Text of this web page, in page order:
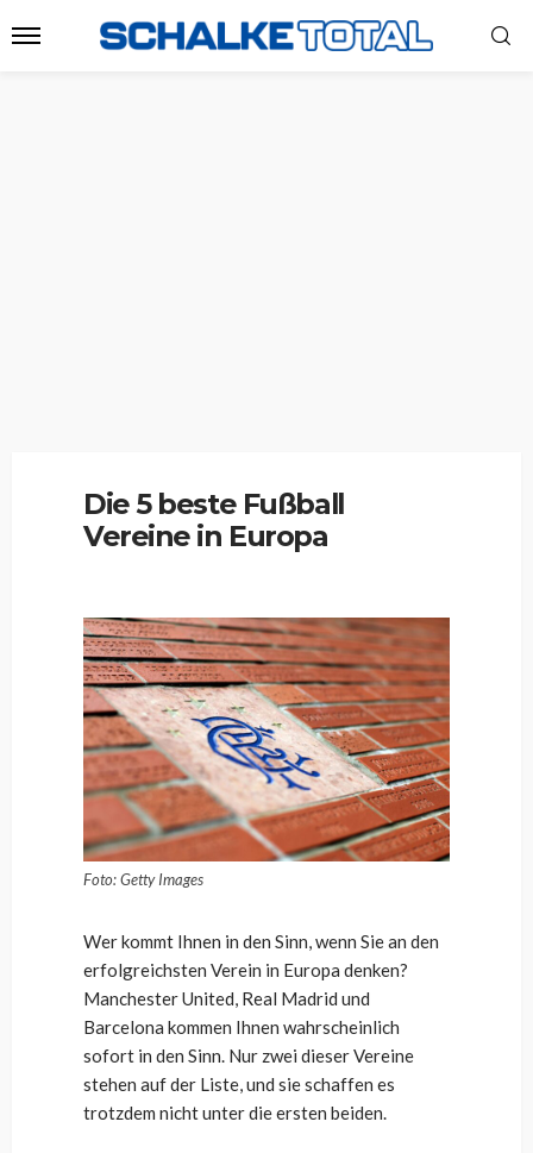
Die 5 beste Fußball
Vereine in Europa
Foto: Getty Images
Wer kommt Ihnen in den Sinn, wenn Sie an den
erfolgreichsten Verein in Europa denken?
Manchester United, Real Madrid und
Barcelona kommen Ihnen wahrscheinlich
sofort in den Sinn. Nur zwei dieser Vereine
stehen auf der Liste, und sie schaffen es
trotzdem nicht unter die ersten beiden.